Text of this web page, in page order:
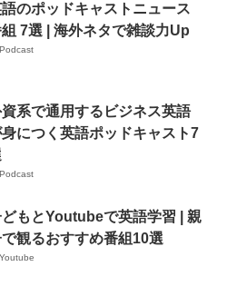
のポッドキャストニュース
7選 | 海外ネタで雑談力Up
Podcast
系で通用するビジネス英語
につく英語ポッドキャスト7
Podcast
もとYoutubeで英語学習 | 親
観るおすすめ番組10選
Youtube